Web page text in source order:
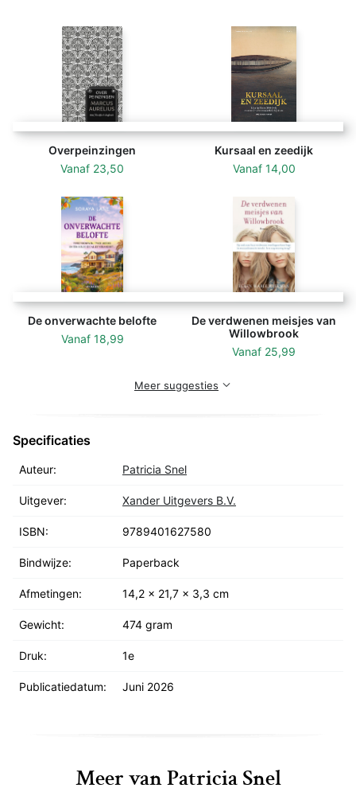
vertrouwt de eigenzinnige Geeske op zichzelf en haar
bijzondere gave.
Directeur Benjamin van den Bosch probeert
ondertussen het hoofd te bieden aan de morrende
kolonisten, die gebukt gaan onder zware landarbeid,
voedseltekort, inperking van hun vrijheden en strenge
doet Riekje een schokkende ontdekking. Samen met
Geeske bedenkt ze een plan dat grote gevolgen zal
hebben voor hun toekomst. Durven ze te kiezen voor
vrijheid?
Patrica Snel brengt de geschiedenis van Frederiksoord
tot leven in een spannend en ontroerend verhaal. Voor
lezers van Simone van der Vlugt en Het
iets van opsteekt.' - LINDA.nl
van Veenhuizen een gezicht.' -de Volkskrant
Overpeinzingen
Vanaf 23,50
Kursaal en zeedijk
Vanaf 14,00
De onverwachte belofte
Vanaf 18,99
De verdwenen meisjes van
Willowbrook
Vanaf 25,99
Meer suggesties
Specificaties
Auteur: Patricia Snel
Uitgever: Xander Uitgevers B.V.
ISBN: 9789401627580
Bindwijze: Paperback
Afmetingen: 14,2 x 21,7 x 3,3 cm
Gewicht: 474 gram
Druk: 1e
Publicatiedatum: Juni 2026
Meer van Patricia Snel